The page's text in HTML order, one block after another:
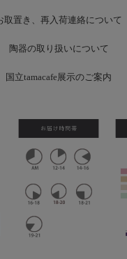
取置き、再入荷連絡について
陶器の取り扱いについて
国立tamacafe展示のご案内